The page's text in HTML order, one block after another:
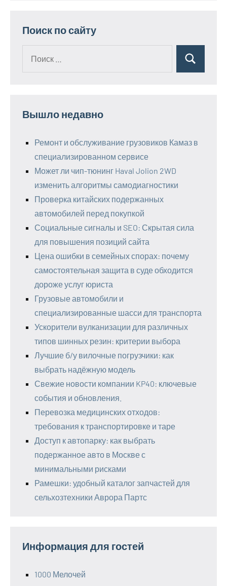
Поиск по сайту
Поиск
Вышло недавно
Ремонт и обслуживание грузовиков Камаз в
специализированном сервисе
Может ли чип-тюнинг Haval Jolion 2WD
изменить алгоритмы самодиагностики
Проверка китайских подержанных
автомобилей перед покупкой
Социальные сигналы и SEO: Скрытая сила
для повышения позиций сайта
Цена ошибки в семейных спорах: почему
самостоятельная защита в суде обходится
дороже услуг юриста
Грузовые автомобили и
специализированные шасси для транспорта
Ускорители вулканизации для различных
типов шинных резин: критерии выбора
Лучшие б/у вилочные погрузчики: как
выбрать надёжную модель
Свежие новости компании KP40: ключевые
события и обновления.
Перевозка медицинских отходов:
требования к транспортировке и таре
Доступ к автопарку: как выбрать
подержанное авто в Москве с
минимальными рисками
Рамешки: удобный каталог запчастей для
сельхозтехники Аврора Партс
Информация для гостей
1000 Мелочей